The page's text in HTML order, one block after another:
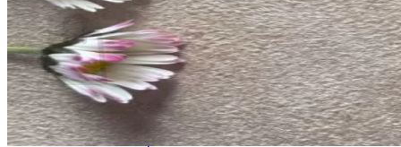
Zurück zum Shop